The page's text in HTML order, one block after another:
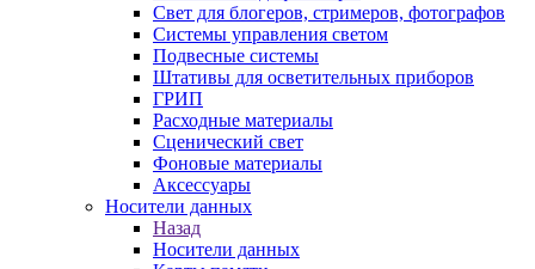
Свет для блогеров, стримеров, фотографов
Системы управления светом
Подвесные системы
Штативы для осветительных приборов
ГРИП
Расходные материалы
Сценический свет
Фоновые материалы
Аксессуары
Носители данных
Назад
Носители данных